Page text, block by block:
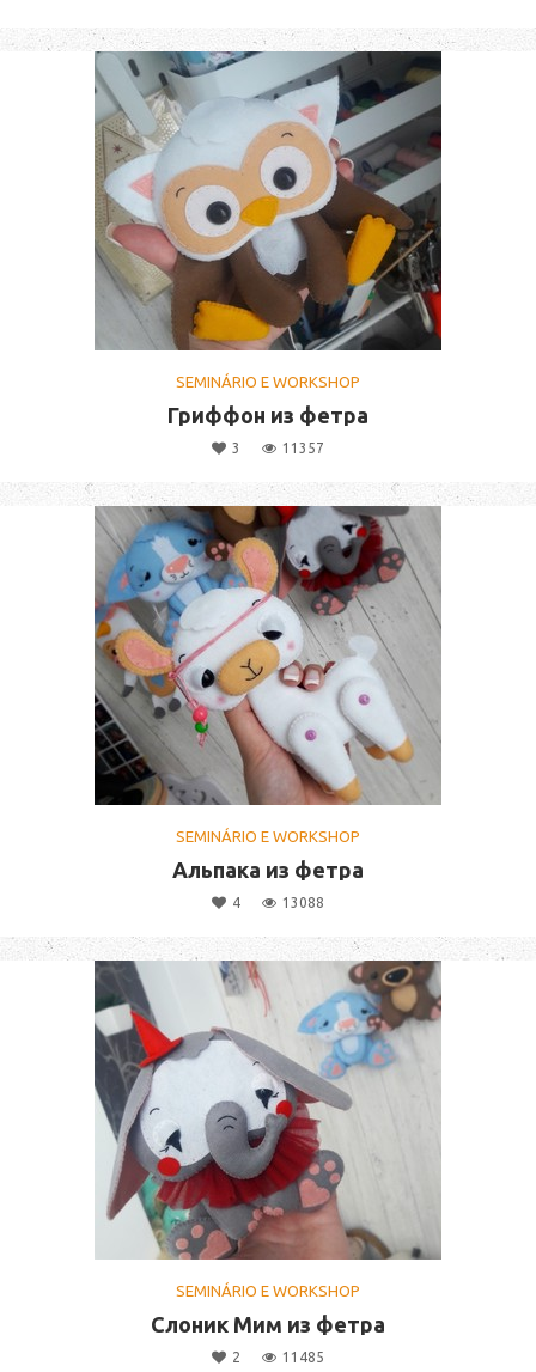
SEMINÁRIO E WORKSHOP
Гриффон из фетра
3 11357
SEMINÁRIO E WORKSHOP
Альпака из фетра
4 13088
SEMINÁRIO E WORKSHOP
Слоник Мим из фетра
2 11485